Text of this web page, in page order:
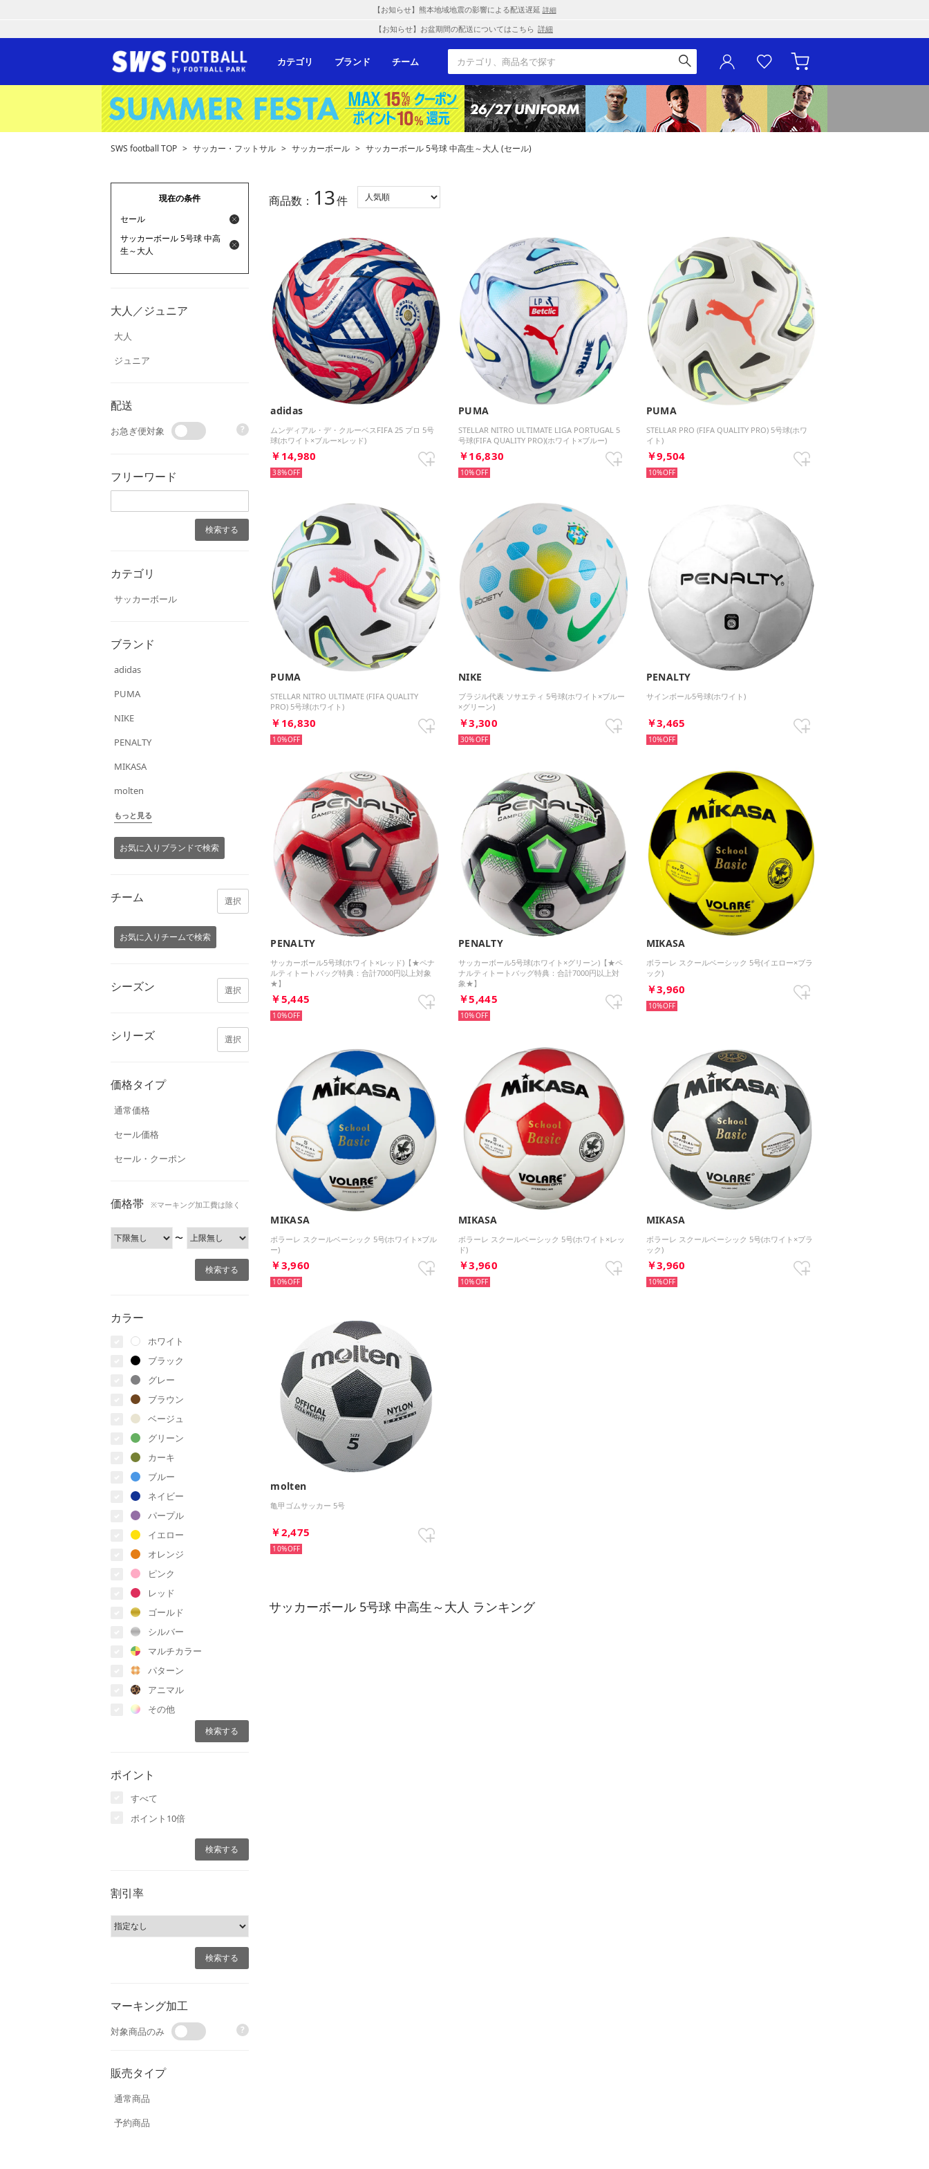
【お知らせ】熊本地域地震の影響による配送遅延 詳細
【お知らせ】お盆期間の配送についてはこちら 詳細
カテゴリ ブランド チーム
SWS football TOP > サッカー・フットサル > サッカーボール > サッカーボール 5号球 中高生～大人 (セール)
現在の条件
セール
サッカーボール 5号球 中高
生～大人
大人／ジュニア
大人
ジュニア
配送
お急ぎ便対象 ?
フリーワード
カテゴリ
サッカーボール
ブランド
adidas
PUMA
NIKE
PENALTY
MIKASA
molten
もっと見る
お気に入りブランドで検索
チーム 選択
お気に入りチームで検索
シーズン 選択
シリーズ 選択
価格タイプ
通常価格
セール価格
セール・クーポン
価格帯 ※マーキング加工費は除く
〜
カラー
ホワイト
ブラック
グレー
ブラウン
ベージュ
グリーン
カーキ
ブルー
ネイビー
パープル
イエロー
オレンジ
ピンク
レッド
ゴールド
シルバー
マルチカラー
パターン
アニマル
その他
ポイント
すべて
ポイント10倍
割引率
マーキング加工
対象商品のみ ?
販売タイプ
通常商品
予約商品
商品数： 13件
adidas
ムンディアル・デ・クルーベスFIFA 25 プロ 5号
球(ホワイト×ブルー×レッド)
￥14,980
38%
PUMA
STELLAR NITRO ULTIMATE LIGA PORTUGAL 5
号球(FIFA QUALITY PRO)(ホワイト×ブルー)
￥16,830
10%
PUMA
STELLAR PRO (FIFA QUALITY PRO) 5号球(ホワ
イト)
￥9,504
10%
PUMA
STELLAR NITRO ULTIMATE (FIFA QUALITY
PRO) 5号球(ホワイト)
￥16,830
10%
NIKE
ブラジル代表 ソサエティ 5号球(ホワイト×ブルー
×グリーン)
￥3,300
30%
PENALTY
サインボール5号球(ホワイト)
￥3,465
10%
PENALTY
サッカーボール5号球(ホワイト×レッド)【★ペナ
ルティトートバッグ特典：合計7000円以上対象
★】
￥5,445
10%
PENALTY
サッカーボール5号球(ホワイト×グリーン)【★ペ
ナルティトートバッグ特典：合計7000円以上対
象★】
￥5,445
10%
MIKASA
ボラーレ スクールベーシック 5号(イエロー×ブラ
ック)
￥3,960
10%
MIKASA
ボラーレ スクールベーシック 5号(ホワイト×ブル
ー)
￥3,960
10%
MIKASA
ボラーレ スクールベーシック 5号(ホワイト×レッ
ド)
￥3,960
10%
MIKASA
ボラーレ スクールベーシック 5号(ホワイト×ブラ
ック)
￥3,960
10%
molten
亀甲ゴムサッカー 5号
￥2,475
10%
サッカーボール 5号球 中高生～大人 ランキング